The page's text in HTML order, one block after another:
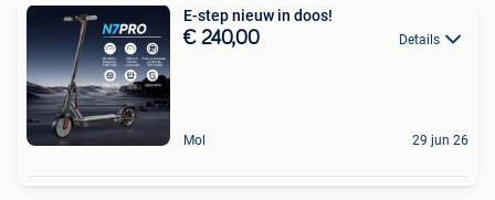
E-step nieuw in doos!
€ 240,00 Details
Mol 29 jun 26